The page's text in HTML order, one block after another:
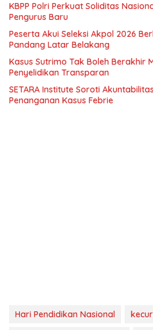
KBPP Polri Perkuat Soliditas
Pengurus Baru
Peserta Akui Seleksi Akpol 2026
Pandang Latar Belakang
Kasus Sutrimo Tak Boleh Berakhir
Penyelidikan Transparan
SETARA Institute Soroti
Penanganan Kasus Febrie
Hari Pendidikan Nasional